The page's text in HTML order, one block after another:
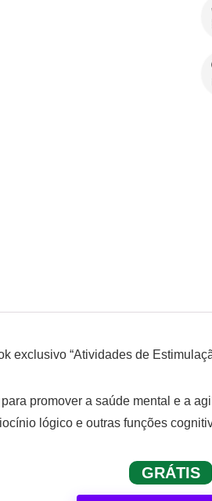
exclusivo “Atividades de
promover a saúde mental e a
lógico e outras funções
GRÁTIS